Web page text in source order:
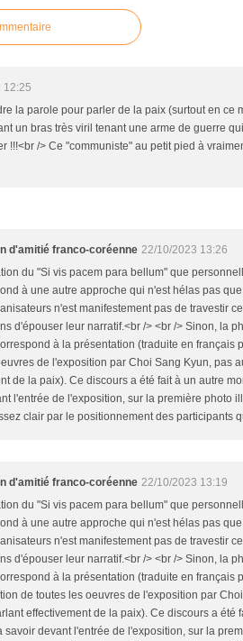
12:25
la parole pour parler de la paix (surtout en ce
un bras très viril tenant une arme de guerre
!!!<br /> Ce "communiste" au petit pied à
d'amitié franco-coréenne 22/10/2023 13:26
du "Si vis pacem para bellum" que
à une autre approche qui n'est hélas pas
n'est manifestement pas de travestir
d'épouser leur narratif.<br /> <br /> Sinon, la
à la présentation (traduite en français
de l'exposition par Choi Sang Kyun, pas
de la paix). Ce discours a été fait à un autre
l'entrée de l'exposition, sur la première photo
clair par le positionnement des participants
d'amitié franco-coréenne 22/10/2023 13:19
du "Si vis pacem para bellum" que
à une autre approche qui n'est hélas pas
n'est manifestement pas de travestir
d'épouser leur narratif.<br /> <br /> Sinon, la
à la présentation (traduite en français
de toutes les oeuvres de l'exposition par
effectivement de la paix). Ce discours a été
savoir devant l'entrée de l'exposition, sur la